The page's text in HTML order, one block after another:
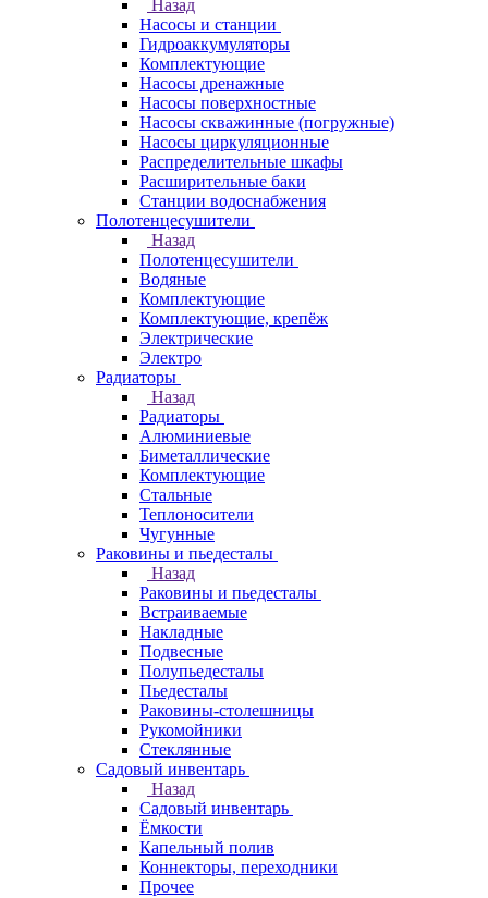
Назад
Насосы и станции
Гидроаккумуляторы
Комплектующие
Насосы дренажные
Насосы поверхностные
Насосы скважинные (погружные)
Насосы циркуляционные
Распределительные шкафы
Расширительные баки
Станции водоснабжения
Полотенцесушители
Назад
Полотенцесушители
Водяные
Комплектующие
Комплектующие, крепёж
Электрические
Электро
Радиаторы
Назад
Радиаторы
Алюминиевые
Биметаллические
Комплектующие
Стальные
Теплоносители
Чугунные
Раковины и пьедесталы
Назад
Раковины и пьедесталы
Встраиваемые
Накладные
Подвесные
Полупьедесталы
Пьедесталы
Раковины-столешницы
Рукомойники
Стеклянные
Садовый инвентарь
Назад
Садовый инвентарь
Ёмкости
Капельный полив
Коннекторы, переходники
Прочее